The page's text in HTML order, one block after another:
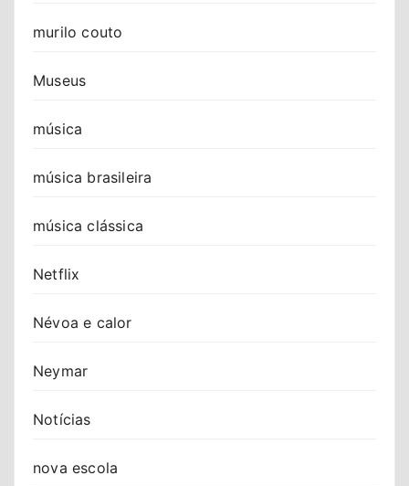
murilo couto
Museus
música
música brasileira
música clássica
Netflix
Névoa e calor
Neymar
Notícias
nova escola